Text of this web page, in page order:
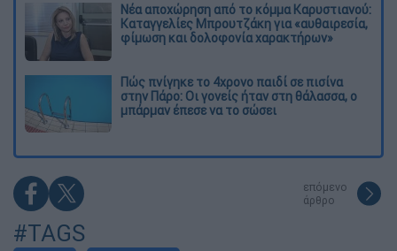
Νέα αποχώρηση από το κόμμα Καρυστιανού:
Καταγγελίες Μπρουτζάκη για «αυθαιρεσία,
φίμωση και δολοφονία χαρακτήρων»
Πώς πνίγηκε το 4χρονο παιδί σε πισίνα
στην Πάρο: Οι γονείς ήταν στη θάλασσα, ο
μπάρμαν έπεσε να το σώσει
επόμενο
άρθρο
#TAGS